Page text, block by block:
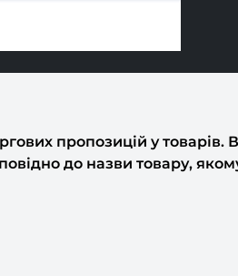
пропозицій у товарів.
до назви товару,